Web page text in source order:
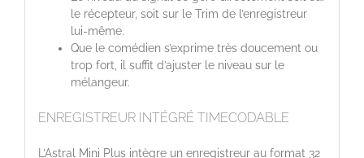
le récepteur, soit sur le Trim de l’enregistreur
lui-même.
Que le comédien s’exprime très doucement ou
trop fort, il suffit d’ajuster le niveau sur le
mélangeur.
ENREGISTREUR INTÉGRÉ TIMECODABLE
L’Astral Mini Plus intègre un enregistreur au format 32